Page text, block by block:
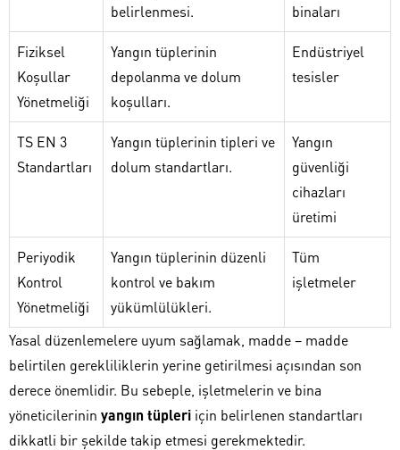
belirlenmesi.
binaları
Fiziksel
Koşullar
Yönetmeliği
Yangın tüplerinin
depolanma ve dolum
koşulları.
Endüstriyel
tesisler
TS EN 3
Standartları
Yangın tüplerinin tipleri ve
dolum standartları.
Yangın
güvenliği
cihazları
üretimi
Periyodik
Kontrol
Yönetmeliği
Yangın tüplerinin düzenli
kontrol ve bakım
yükümlülükleri.
Tüm
işletmeler
Yasal düzenlemelere uyum sağlamak, madde – madde
belirtilen gerekliliklerin yerine getirilmesi açısından son
derece önemlidir. Bu sebeple, işletmelerin ve bina
yöneticilerinin yangın tüpleri için belirlenen standartları
dikkatli bir şekilde takip etmesi gerekmektedir.